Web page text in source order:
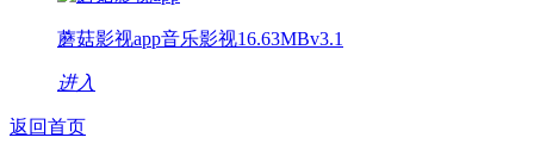
蘑菇影视app音乐影视16.63MBv3.1
进入
返回首页